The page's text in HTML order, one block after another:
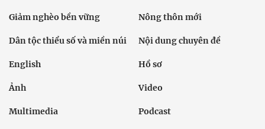
Giảm nghèo bền vững Nông thôn mới
Dân tộc thiểu số và miền núi Nội dung chuyên đề
English Hồ sơ
Ảnh Video
Multimedia Podcast